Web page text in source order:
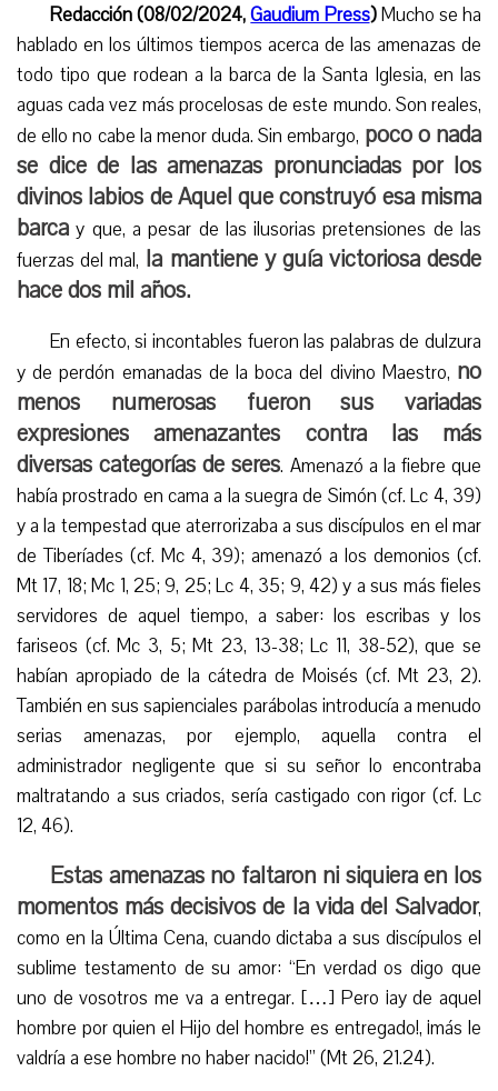
Redacción (08/02/2024,Gaudium Press)Mucho se ha
hablado en los últimos tiempos acerca de las amenazas de
todo tipo que rodean a la barca de la Santa Iglesia, en las
aguas cada vez más procelosas de este mundo. Son reales,
de ello no cabe la menor duda. Sin embargo, poco o nada
se dice de las amenazas pronunciadas por los
divinos labios deAquel que construyó esa misma
barca y que, a pesar de las ilusorias pretensiones de las
fuerzas del mal, la mantiene y guía victoriosa desde
hace dos mil años.
En efecto, si incontables fueron las palabras de dulzura
y de perdón emanadas de la boca del divino Maestro, no
menos numerosas fueron sus variadas
expresiones amenazantes contra las más
diversas categorías de seres. Amenazó a la fiebre que
había prostrado en cama a la suegra de Simón (cf. Lc 4, 39)
y a la tempestad que aterrorizaba a sus discípulos en el mar
de Tiberíades (cf. Mc 4, 39); amenazó a los demonios (cf.
Mt 17, 18; Mc 1, 25; 9, 25; Lc 4, 35; 9, 42) y a sus más fieles
servidores de aquel tiempo, a saber: los escribas y los
fariseos (cf. Mc 3, 5; Mt 23, 13-38; Lc 11, 38-52), que se
habían apropiado de la cátedra de Moisés (cf. Mt 23, 2).
También en sus sapienciales parábolas introducía a menudo
serias amenazas, por ejemplo, aquella contra el
administrador negligente que si su señor lo encontraba
maltratando a sus criados, sería castigado con rigor (cf. Lc
12, 46).
Estas amenazas no faltaron ni siquiera en los
momentos más decisivos de la vida del Salvador,
como en la Última Cena, cuando dictaba a sus discípulos el
sublime testamento de su amor: “En verdad os digo que
uno de vosotros me va a entregar. […] Pero ¡ay de aquel
hombre por quien el Hijo del hombre es entregado!, ¡más le
valdría a ese hombre no haber nacido!” (Mt 26, 21.24).